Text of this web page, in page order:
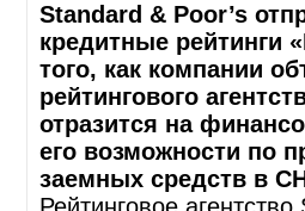
Standard & Poor’s
кредитные рейтинги
того, как компании
рейтингового
отразится на
его возможности по
заемных средств в